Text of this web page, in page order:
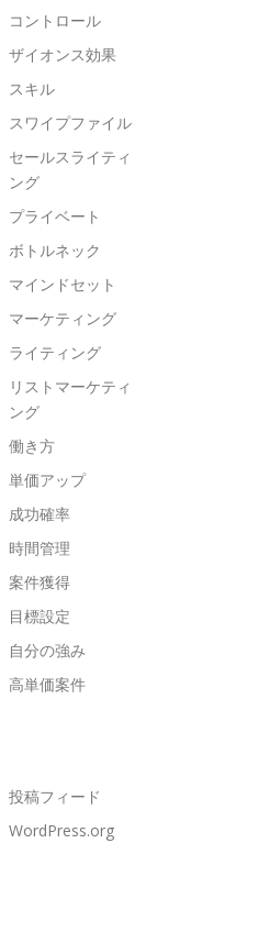
コントロール
ザイオンス効果
スキル
スワイプファイル
セールスライティ
ング
プライベート
ボトルネック
マインドセット
マーケティング
ライティング
リストマーケティ
ング
働き方
単価アップ
成功確率
時間管理
案件獲得
目標設定
自分の強み
高単価案件
投稿フィード
WordPress.org